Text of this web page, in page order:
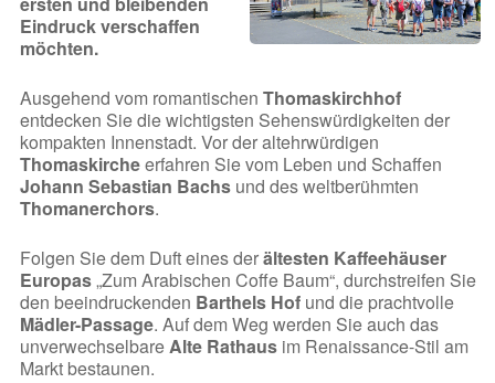
Eindruck verschaffen
möchten.
Ausgehend vom romantischen Thomaskirchhof
entdecken Sie die wichtigsten Sehenswürdigkeiten der
kompakten Innenstadt. Vor der altehrwürdigen
Thomaskircheerfahren Sie vom Leben und Schaffen
Johann Sebastian Bachsund des weltberühmten
Thomanerchors.
Folgen Sie dem Duft eines derältesten Kaffeehäuser
Europas„Zum Arabischen Coffe Baum“, durchstreifen Sie
den beeindruckenden Barthels Hofund die prachtvolle
Mädler-Passage. Auf dem Weg werden Sie auch das
unverwechselbareAlte Rathausim Renaissance-Stil am
Markt bestaunen.